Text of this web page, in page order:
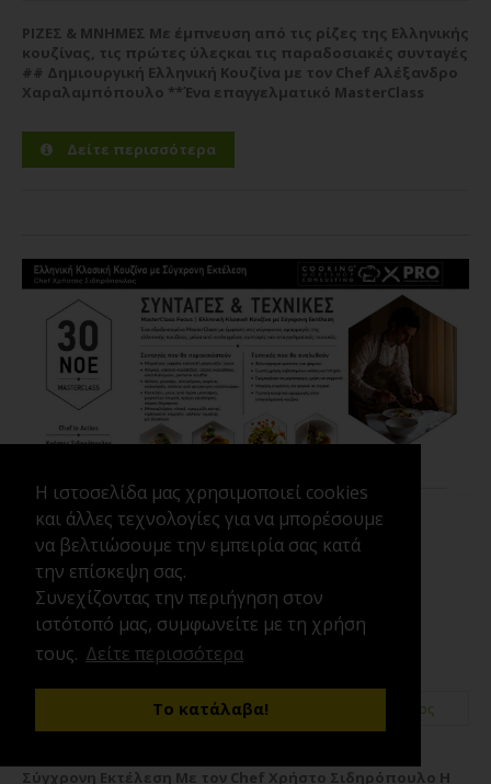
Η ιστοσελίδα μας χρησιμοποιεί cookies
και άλλες τεχνολογίες για να μπορέσουμε
να βελτιώσουμε την εμπειρία σας κατά
την επίσκεψη σας.
Συνεχίζοντας την περιήγηση στον
ιστότοπό μας, συμφωνείτε με τη χρήση
τους. Δείτε περισσότερα
Το κατάλαβα!
ΡΙΖΕΣ & ΜΝΗΜΕΣ Με έμπνευση από τις ρίζες της Ελληνικής
κουζίνας, τις πρώτες ύλεςκαι τις παραδοσιακές συνταγές
## Δημιουργική Ελληνική Κουζίνα με τον Chef Αλέξανδρο
Χαραλαμπόπουλο **Ένα επαγγελματικό MasterClass
τις...Περισσότερα
Δείτε περισσότερα
Σεμινάρια MasterClass Μαγειρικής
Ελληνική Κλασική Κουζίνα με Σύγχρονη
Εκτέλεση
17:00 4 Ώρες Χρήστος Σιδηρόπουλος
Σύγχρονη Εκτέλεση Με τον Chef Χρήστο Σιδηρόπουλο Η